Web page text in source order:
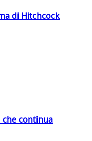
di Hitchcock
continua